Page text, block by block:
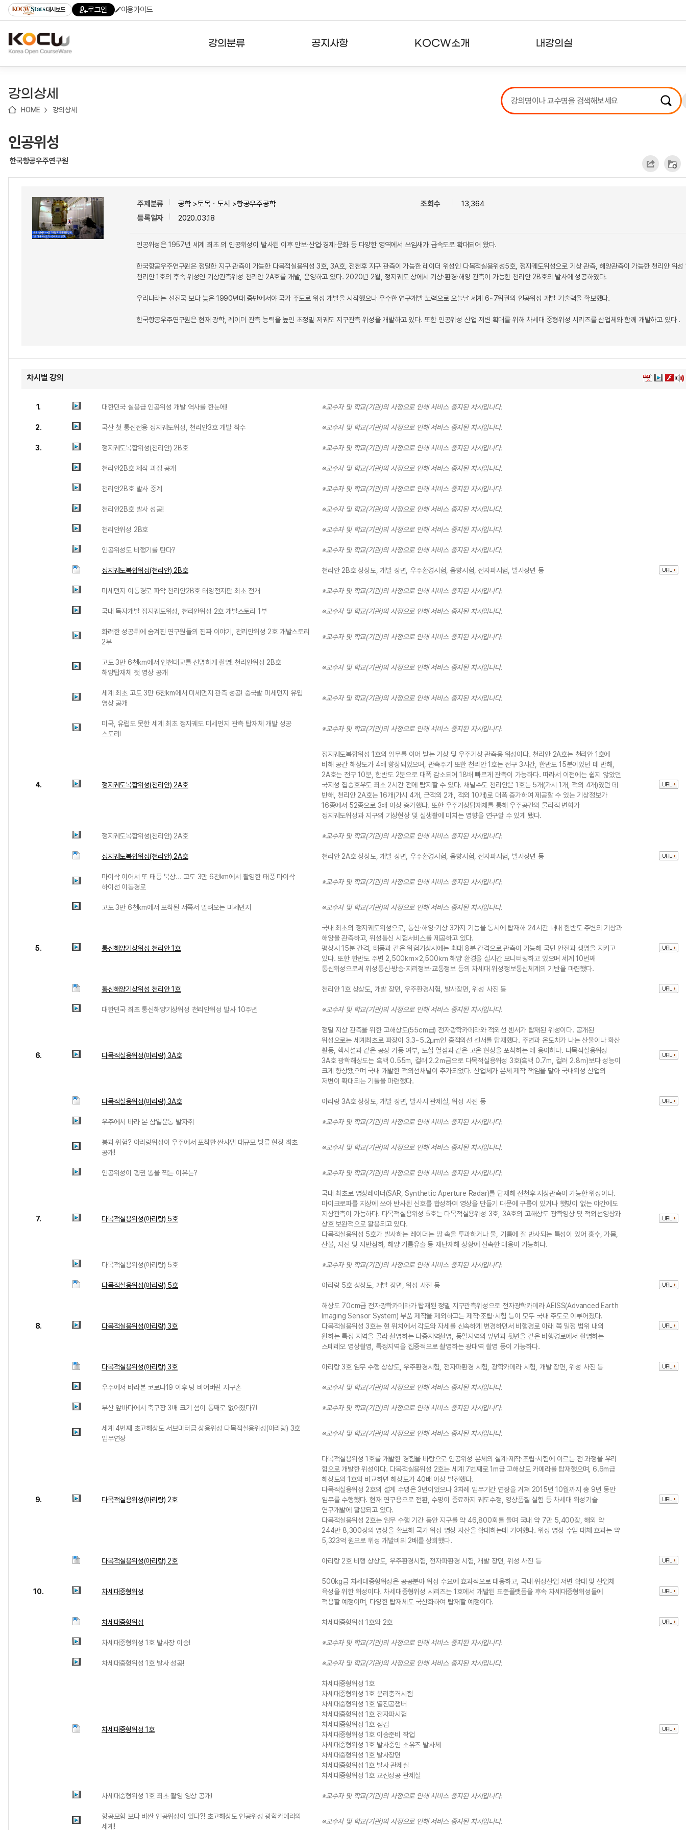
기
기
기
content)
가
대시보드 로그인 이용가이드
강의분류 공지사항 KOCW소개 내강의실
강의리스트
수강확인증강의
강의상세
HOME 강의상세
인공위성
한국항공우주연구원
주제분류
공학 >토목ㆍ도시 >항공우주공학
등록일자
2020.03.18
조회수 13,364
인공위성은 1957년 세계 최초 의 인공위성이 발사된 이후 안보·산업·경제·문화 등 다양한 영역에서 쓰임새가 급속도로 확대되어 왔다.
한국항공우주연구원은 정밀한 지구 관측이 가능한 다목적실용위성 3호, 3A호, 전천후 지구 관측이 가능한 레이더 위성인 다목적실용위성5호, 정지궤도위성으로 기상 관측, 해양관측이 가능한 천리안 위성
천리안 1호의 후속 위성인 기상관측위성 천리안 2A호를 개발, 운영하고 있다. 2020년 2월, 정지궤도 상에서 기상·환경·해양 관측이 가능한 천리안 2B호의 발사에 성공하였다.
우리나라는 선진국 보다 늦은 1990년대 중반에서야 국가 주도로 위성 개발을 시작했으나 우수한 연구개발 노력으로 오늘날 세계 6~7위권의 인공위성 개발 기술력을 확보했다.
한국항공우주연구원은 현재 광학, 레이더 관측 능력을 높인 초정밀 저궤도 지구관측 위성을 개발하고 있다. 또한 인공위성 산업 저변 확대를 위해 차세대 중형위성 시리즈를 산업체와 함께 개발하고 있다 .
차시별 강의
1. 대한민국 실용급 인공위성 개발 역사를 한눈에! ※교수자 및 학교(기관)의 사정으로 인해 서비스 중지된 차시입니다.
2. 국산 첫 통신전용 정지궤도위성, 천리안3호 개발 착수 ※교수자 및 학교(기관)의 사정으로 인해 서비스 중지된 차시입니다.
3. 정지궤도복합위성(천리안) 2B호 ※교수자 및 학교(기관)의 사정으로 인해 서비스 중지된 차시입니다.
천리안2B호 제작 과정 공개 ※교수자 및 학교(기관)의 사정으로 인해 서비스 중지된 차시입니다.
천리안2B호 발사 중계 ※교수자 및 학교(기관)의 사정으로 인해 서비스 중지된 차시입니다.
천리안2B호 발사 성공! ※교수자 및 학교(기관)의 사정으로 인해 서비스 중지된 차시입니다.
천리안위성 2B호 ※교수자 및 학교(기관)의 사정으로 인해 서비스 중지된 차시입니다.
인공위성도 비행기를 탄다? ※교수자 및 학교(기관)의 사정으로 인해 서비스 중지된 차시입니다.
정지궤도복합위성(천리안) 2B호 천리안 2B호 상상도, 개발 장면, 우주환경시험, 음향시험, 전자파시험, 발사장면 등
미세먼지 이동경로 파악 천리안2B호 태양전지판 최초 전개 ※교수자 및 학교(기관)의 사정으로 인해 서비스 중지된 차시입니다.
국내 독자개발 정지궤도위성, 천리안위성 2호 개발스토리 1부 ※교수자 및 학교(기관)의 사정으로 인해 서비스 중지된 차시입니다.
화려한 성공뒤에 숨겨진 연구원들의 진짜 이야기, 천리안위성 2호 개발스토리
2부
※교수자 및 학교(기관)의 사정으로 인해 서비스 중지된 차시입니다.
고도 3만 6천km에서 인천대교를 선명하게 촬영! 천리안위성 2B호
해양탑재체 첫 영상 공개
※교수자 및 학교(기관)의 사정으로 인해 서비스 중지된 차시입니다.
세계 최초 고도 3만 6천km에서 미세먼지 관측 성공! 중국발 미세먼지 유입
영상 공개
※교수자 및 학교(기관)의 사정으로 인해 서비스 중지된 차시입니다.
미국, 유럽도 못한 세계 최초 정지궤도 미세먼지 관측 탑재체 개발 성공
스토리!
※교수자 및 학교(기관)의 사정으로 인해 서비스 중지된 차시입니다.
4. 정지궤도복합위성(천리안) 2A호
정지궤도복합위성 1호의 임무를 이어 받는 기상 및 우주기상 관측용 위성이다. 천리안 2A호는 천리안 1호에
비해 공간 해상도가 4배 향상되었으며, 관측주기 또한 천리안 1호는 전구 3시간, 한반도 15분이었던 데 반해,
2A호는 전구 10분, 한반도 2분으로 대폭 감소되어 18배 빠르게 관측이 가능하다. 따라서 이전에는 쉽지 않았던
국지성 집중호우도 최소 2시간 전에 탐지할 수 있다. 채널수도 천리안은 1호는 5개(가시 1개, 적외 4개)였던 데
반해, 천리안 2A호는 16개(가시 4개, 근적외 2개, 적외 10개)로 대폭 증가하여 제공할 수 있는 기상정보가
16종에서 52종으로 3배 이상 증가했다. 또한 우주기상탑재체를 통해 우주공간의 물리적 변화가
정지궤도위성과 지구의 기상현상 및 실생활에 미치는 영향을 연구할 수 있게 됐다.
정지궤도복합위성(천리안) 2A호 ※교수자 및 학교(기관)의 사정으로 인해 서비스 중지된 차시입니다.
정지궤도복합위성(천리안) 2A호 천리안 2A호 상상도, 개발 장면, 우주환경시험, 음향시험, 전자파시험, 발사장면 등
마이삭 이어서 또 태풍 북상... 고도 3만 6천km에서 촬영한 태풍 마이삭
하이선 이동경로
※교수자 및 학교(기관)의 사정으로 인해 서비스 중지된 차시입니다.
고도 3만 6천km에서 포착된 서쪽서 밀려오는 미세먼지 ※교수자 및 학교(기관)의 사정으로 인해 서비스 중지된 차시입니다.
5. 통신해양기상위성 천리안 1호
국내 최초의 정지궤도위성으로, 통신·해양·기상 3가지 기능을 동시에 탑재해 24시간 내내 한반도 주변의 기상과
해양을 관측하고, 위성통신 시험서비스를 제공하고 있다.
평상시 15분 간격, 태풍과 같은 위험기상시에는 최대 8분 간격으로 관측이 가능해 국민 안전과 생명을 지키고
있다. 또한 한반도 주변 2,500㎞×2,500㎞ 해양 환경을 실시간 모니터링하고 있으며 세계 10번째
통신위성으로써 위성통신·방송·지리정보·교통정보 등의 차세대 위성정보통신체계의 기반을 마련했다.
통신해양기상위성 천리안 1호 천리안 1호 상상도, 개발 장면, 우주환경시험, 발사장면, 위성 사진 등
대한민국 최초 통신해양기상위성 천리안위성 발사 10주년 ※교수자 및 학교(기관)의 사정으로 인해 서비스 중지된 차시입니다.
6. 다목적실용위성(아리랑) 3A호
정밀 지상 관측을 위한 고해상도(55cm급) 전자광학카메라와 적외선 센서가 탑재된 위성이다. 공개된
위성으로는 세계최초로 파장이 3.3~5.2㎛인 중적외선 센서를 탑재했다. 주변과 온도차가 나는 산불이나 화산
활동, 핵시설과 같은 공장 가동 여부, 도심 열섬과 같은 고온 현상을 포착하는 데 용이하다. 다목적실용위성
3A호 광학해상도는 흑백 0.55m, 컬러 2.2ｍ급으로 다목적실용위성 3호(흑백 0.7m, 컬러 2.8ｍ)보다 성능이
크게 향상됐으며 국내 개발한 적외선채널이 추가되었다. 산업체가 본체 제작 책임을 맡아 국내위성 산업의
저변이 확대되는 기틀을 마련했다.
다목적실용위성(아리랑) 3A호 아리랑 3A호 상상도, 개발 장면, 발사시 관제실, 위성 사진 등
우주에서 바라 본 삼일운동 발자취 ※교수자 및 학교(기관)의 사정으로 인해 서비스 중지된 차시입니다.
붕괴 위험? 아리랑위성이 우주에서 포착한 싼샤댐 대규모 방류 현장 최초
공개!
※교수자 및 학교(기관)의 사정으로 인해 서비스 중지된 차시입니다.
인공위성이 펭귄 똥을 찍는 이유는? ※교수자 및 학교(기관)의 사정으로 인해 서비스 중지된 차시입니다.
7. 다목적실용위성(아리랑) 5호
국내 최초로 영상레이더(SAR, Synthetic Aperture Radar)를 탑재해 전천후 지상관측이 가능한 위성이다.
마이크로파를 지상에 쏘아 반사된 신호를 합성하여 영상을 만들기 때문에 구름이 있거나 햇빛이 없는 야간에도
지상관측이 가능하다. 다목적실용위성 5호는 다목적실용위성 3호, 3A호의 고해상도 광학영상 및 적외선영상과
상호 보완적으로 활용되고 있다.
다목적실용위성 5호가 발사하는 레이더는 땅 속을 투과하거나 물, 기름에 잘 반사되는 특성이 있어 홍수, 가뭄,
산불, 지진 및 지반침하, 해양 기름유출 등 재난재해 상황에 신속한 대응이 가능하다.
다목적실용위성(아리랑) 5호 ※교수자 및 학교(기관)의 사정으로 인해 서비스 중지된 차시입니다.
다목적실용위성(아리랑) 5호 아리랑 5호 상상도, 개발 장면, 위성 사진 등
8. 다목적실용위성(아리랑) 3호
해상도 70cm급 전자광학카메라가 탑재된 정밀 지구관측위성으로 전자광학카메라 AEISS(Advanced Earth
Imaging Sensor System) 부품 제작을 제외하고는 제작·조립·시험 등이 모두 국내 주도로 이루어졌다.
다목적실용위성 3호는 현 위치에서 각도와 자세를 신속하게 변경하면서 비행경로 아래 쪽 일정 범위 내의
원하는 특정 지역을 골라 촬영하는 다중지역촬영, 동일지역의 앞면과 뒷면을 같은 비행경로에서 촬영하는
스테레오 영상촬영, 특정지역을 집중적으로 촬영하는 광대역 촬영 등이 가능하다.
다목적실용위성(아리랑) 3호 아리랑 3호 임무 수행 상상도, 우주환경시험, 전자파환경 시험, 광학카메라 시험, 개발 장면, 위성 사진 등
우주에서 바라본 코로나19 이후 텅 비어버린 지구촌 ※교수자 및 학교(기관)의 사정으로 인해 서비스 중지된 차시입니다.
부산 앞바다에서 축구장 3배 크기 섬이 통째로 없어졌다?! ※교수자 및 학교(기관)의 사정으로 인해 서비스 중지된 차시입니다.
세계 4번째 초고해상도 서브미터급 상용위성 다목적실용위성(아리랑) 3호
임무연장
※교수자 및 학교(기관)의 사정으로 인해 서비스 중지된 차시입니다.
9. 다목적실용위성(아리랑) 2호
다목적실용위성 1호를 개발한 경험을 바탕으로 인공위성 본체의 설계·제작·조립·시험에 이르는 전 과정을 우리
힘으로 개발한 위성이다. 다목적실용위성 2호는 세계 7번째로 1m급 고해상도 카메라를 탑재했으며, 6.6m급
해상도의 1호와 비교하면 해상도가 40배 이상 발전했다.
다목적실용위성 2호의 설계 수명은 3년이었으나 3차례 임무기간 연장을 거쳐 2015년 10월까지 총 9년 동안
임무를 수행했다. 현재 연구용으로 전환, 수명이 종료까지 궤도수정, 영상품질 실험 등 차세대 위성기술
연구개발에 활용되고 있다.
다목적실용위성 2호는 임무 수행 기간 동안 지구를 약 46,800회를 돌며 국내 약 7만 5,400장, 해외 약
244만 8,300장의 영상을 확보해 국가 위성 영상 자산을 확대하는데 기여했다. 위성 영상 수입 대체 효과는 약
5,323억 원으로 위성 개발비의 2배를 상회했다.
다목적실용위성(아리랑) 2호 아리랑 2호 비행 상상도, 우주환경시험, 전자파환경 시험, 개발 장면, 위성 사진 등
10. 차세대중형위성
500kg급 차세대중형위성은 공공분야 위성 수요에 효과적으로 대응하고, 국내 위성산업 저변 확대 및 산업체
육성을 위한 위성이다. 차세대중형위성 시리즈는 1호에서 개발된 표준플랫폼을 후속 차세대중형위성들에
적용할 예정이며, 다양한 탑재체도 국산화하여 탑재할 예정이다.
차세대중형위성 차세대중형위성 1호와 2호
차세대중형위성 1호 발사장 이송! ※교수자 및 학교(기관)의 사정으로 인해 서비스 중지된 차시입니다.
차세대중형위성 1호 발사 성공! ※교수자 및 학교(기관)의 사정으로 인해 서비스 중지된 차시입니다.
차세대중형위성 1호
차세대중형위성 1호
차세대중형위성 1호 분리충격시험
차세대중형위성 1호 열진공챔버
차세대중형위성 1호 전자파시험
차세대중형위성 1호 점검
차세대중형위성 1호 이송준비 작업
차세대중형위성 1호 발사중인 소유즈 발사체
차세대중형위성 1호 발사장면
차세대중형위성 1호 발사 관제실
차세대중형위성 1호 교신성공 관제실
차세대중형위성 1호 최초 촬영 영상 공개! ※교수자 및 학교(기관)의 사정으로 인해 서비스 중지된 차시입니다.
항공모함 보다 비싼 인공위성이 있다?! 초고해상도 인공위성 광학카메라의
세계!
※교수자 및 학교(기관)의 사정으로 인해 서비스 중지된 차시입니다.